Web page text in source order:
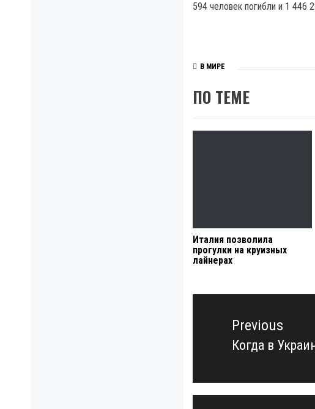
594 человек погибли и 1 446
В МИРЕ
ПО ТЕМЕ
Италия позволила
прогулки на круизных
лайнерах
Навигация
записямPrevious
Previous
Когда в